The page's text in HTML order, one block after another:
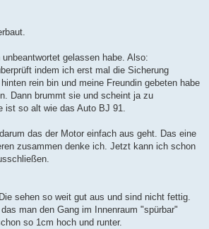
gelassen habe. Also:
indem ich erst mal die Sicherung
rein bin und meine Freundin gebeten habe
Dann brummt sie und scheint ja zu
ist so alt wie das Auto BJ 91.
das der Motor einfach aus geht. Das eine
zusammen denke ich. Jetzt kann ich schon
sehen so weit gut aus und sind nicht fettig.
man den Gang im Innenraum "spürbar"
so 1cm hoch und runter.